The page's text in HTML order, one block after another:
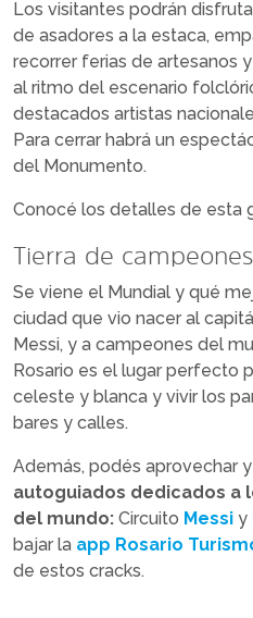
Los visitantes podrán
de asadores a la estaca,
recorrer ferias de artesanos
al ritmo del escenario
destacados artistas
Para cerrar habrá un
del Monumento.
Conocé los detalles de esta
Tierra de
Se viene el Mundial y qué
ciudad que vio nacer al
Messi, y a campeones del
Rosario es el lugar perfecto
celeste y blanca y vivir los
bares y calles.
Además, podés aprovechar
autoguiados dedicados a
del mundo: Circuito Messi y
bajar la app Rosario
de estos cracks.